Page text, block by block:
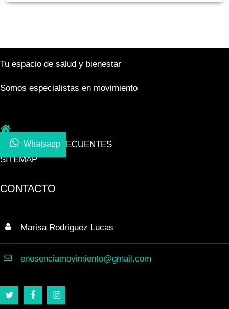
Whatsapp
Tu espacio de salud y bienestar
Somos especialistas en movimiento
PREGUNTAS FRECUENTES
SITEMAP
CONTACTO
Marisa Rodriguez Lucas
enesenciamovimiento@gmail.com